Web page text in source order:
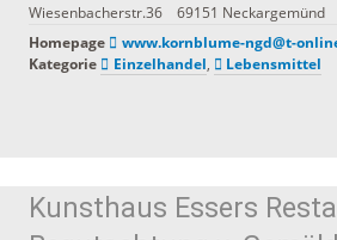
Wiesenbacherstr.36 69151 Neckargemünd
Homepage
www.kornblume-ngd@t-
Kategorie
Einzelhandel, Lebensmittel
Kunsthaus Essers